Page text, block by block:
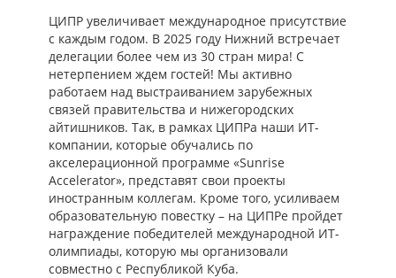
ЦИПР увеличивает международное присутствие
с каждым годом. В 2025 году Нижний встречает
делегации более чем из 30 стран мира! С
нетерпением ждем гостей! Мы активно
работаем над выстраиванием зарубежных
связей правительства и нижегородских
айтишников. Так, в рамках ЦИПРа наши ИТ-
компании, которые обучались по
акселерационной программе «Sunrise
Accelerator», представят свои проекты
иностранным коллегам. Кроме того, усиливаем
образовательную повестку – на ЦИПРе пройдет
награждение победителей международной ИТ-
олимпиады, которую мы организовали
совместно с Республикой Куба.